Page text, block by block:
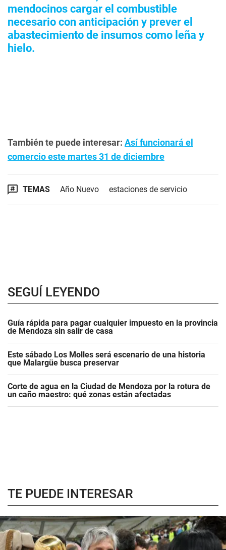
mendocinos cargar el combustible
necesario con anticipación y prever el
abastecimiento de insumos como leña y
hielo.
También te puede interesar: Así funcionará el
comercio este martes 31 de diciembre
TEMAS Año Nuevo estaciones de servicio
SEGUÍ LEYENDO
Guía rápida para pagar cualquier impuesto en la provincia
de Mendoza sin salir de casa
Este sábado Los Molles será escenario de una historia
que Malargüe busca preservar
Corte de agua en la Ciudad de Mendoza por la rotura de
un caño maestro: qué zonas están afectadas
TE PUEDE INTERESAR